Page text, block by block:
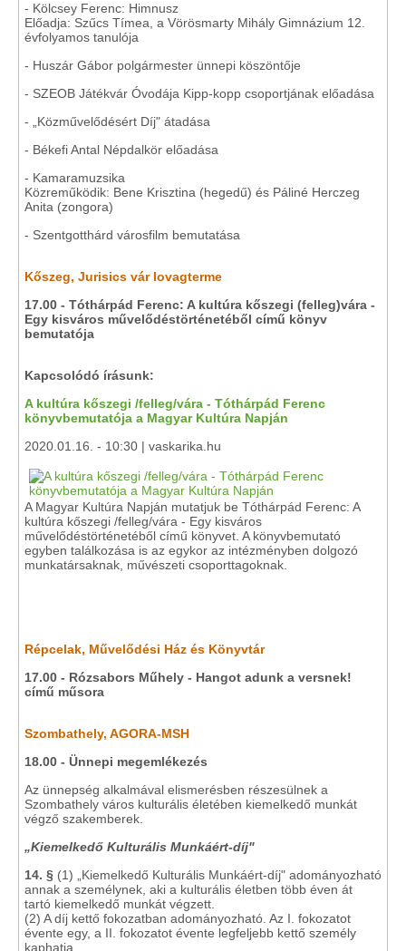
- Kölcsey Ferenc: Himnusz
Előadja: Szűcs Tímea, a Vörösmarty Mihály Gimnázium 12.
évfolyamos tanulója
- Huszár Gábor polgármester ünnepi köszöntője
- SZEOB Játékvár Óvodája Kipp-kopp csoportjának előadása
- „Közművelődésért Díj" átadása
- Békefi Antal Népdalkör előadása
- Kamaramuzsika
Közreműködik: Bene Krisztina (hegedű) és Páliné Herczeg
Anita (zongora)
- Szentgotthárd városfilm bemutatása
Kőszeg, Jurisics vár lovagterme
17.00 - Tóthárpád Ferenc: A kultúra kőszegi (felleg)vára -
Egy kisváros művelődéstörténetéből című könyv
bemutatója
Kapcsolódó írásunk:
A kultúra kőszegi /felleg/vára - Tóthárpád Ferenc
könyvbemutatója a Magyar Kultúra Napján
2020.01.16. - 10:30 | vaskarika.hu
A Magyar Kultúra Napján mutatjuk be Tóthárpád Ferenc: A
kultúra kőszegi /felleg/vára - Egy kisváros
művelődéstörténetéből című könyvet. A könyvbemutató
egyben találkozása is az egykor az intézményben dolgozó
munkatársaknak, művészeti csoporttagoknak.
Répcelak, Művelődési Ház és Könyvtár
17.00 - Rózsabors Műhely - Hangot adunk a versnek!
című műsora
Szombathely, AGORA-MSH
18.00 - Ünnepi megemlékezés
Az ünnepség alkalmával elismerésben részesülnek a
Szombathely város kulturális életében kiemelkedő munkát
végző szakemberek.
„Kiemelkedő Kulturális Munkáért-díj"
14. § (1) „Kiemelkedő Kulturális Munkáért-díj" adományozható
annak a személynek, aki a kulturális életben több éven át
tartó kiemelkedő munkát végzett.
(2) A díj kettő fokozatban adományozható. Az I. fokozatot
évente egy, a II. fokozatot évente legfeljebb kettő személy
kaphatja.